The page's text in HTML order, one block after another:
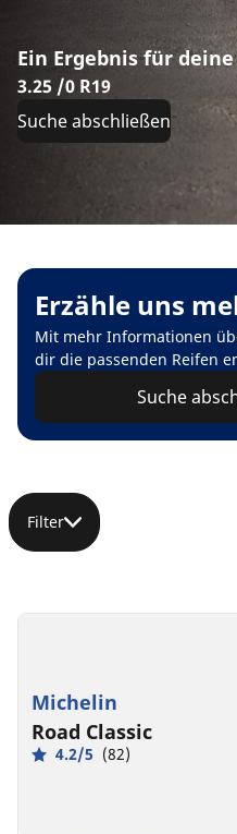
Ein Ergebnis für deine
3.25 /0 R19
Suche abschließen
Erzähle uns
Mit mehr Informationen
dir die passenden Reifen
Suche
Filter
Michelin
Road Classic
4.2/5 (82)